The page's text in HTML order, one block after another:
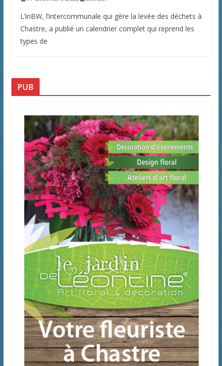
L’inBW, l’intercommunale qui gère la levée des déchets à
Chastre, a publié un calendrier complet qui reprend les
types de
PUB